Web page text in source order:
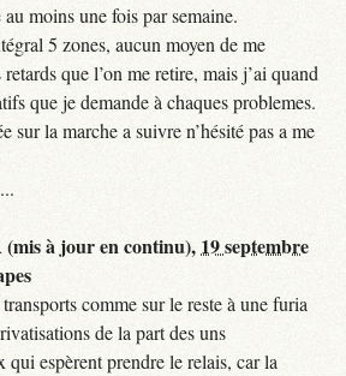
au moins une fois par semaine.
5 zones, aucun moyen de me
que l’on me retire, mais j’ai quand
que je demande à chaques problemes.
sur la marche a suivre n’hésité pas a me
à jour en continu), 19 septembre
comme sur le reste à une furia
de la part des uns
qui espèrent prendre le relais, car la